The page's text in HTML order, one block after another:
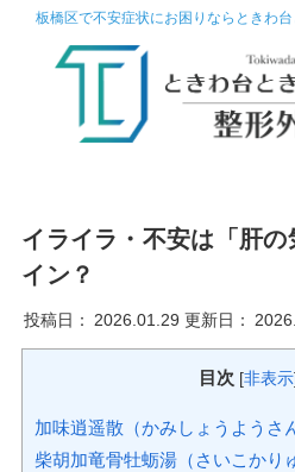
板橋区で不安症状にお困りならときわ
イライラ・不安は「肝
イン？
更新日：
投稿日： 2026.01.29
目次 [非表示]
加味逍遥散（かみしょうようさ
柴胡加竜骨牡蛎湯（さいこかり